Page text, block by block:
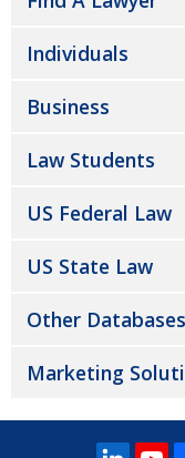
Individuals
Business
Law Students
US Federal Law
US State Law
Other Databases
Marketing